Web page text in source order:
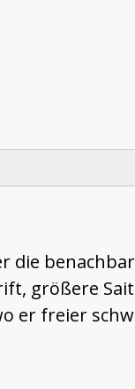
die
größere
er freier